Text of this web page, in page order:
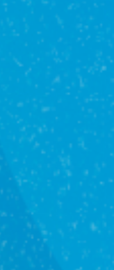
Эрика!!!
своём
был показан
многих
на
дочери☺.
семьи